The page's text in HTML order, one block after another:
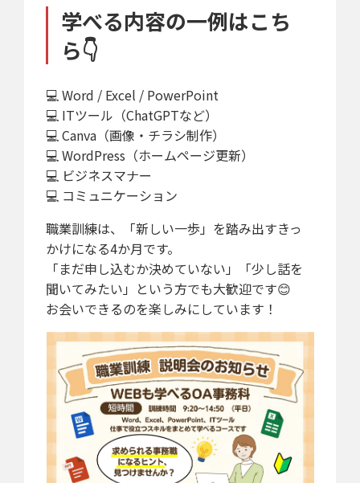
学べる内容の一例はこち
ら👇
💻 Word / Excel / PowerPoint
💻 ITツール（ChatGPTなど）
💻 Canva（画像・チラシ制作）
💻 WordPress（ホームページ更新）
💻 ビジネスマナー
💻 コミュニケーション
職業訓練は、「新しい一歩」を踏み出すきっ
かけになる4か月です。
「まだ申し込むか決めていない」「少し話を
聞いてみたい」という方でも大歓迎です😊
お会いできるのを楽しみにしています！